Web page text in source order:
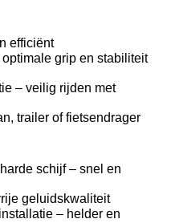
efficiënt
grip en stabiliteit
– veilig rijden met
trailer of fietsendrager
schijf – snel en
geluidskwaliteit
– helder en